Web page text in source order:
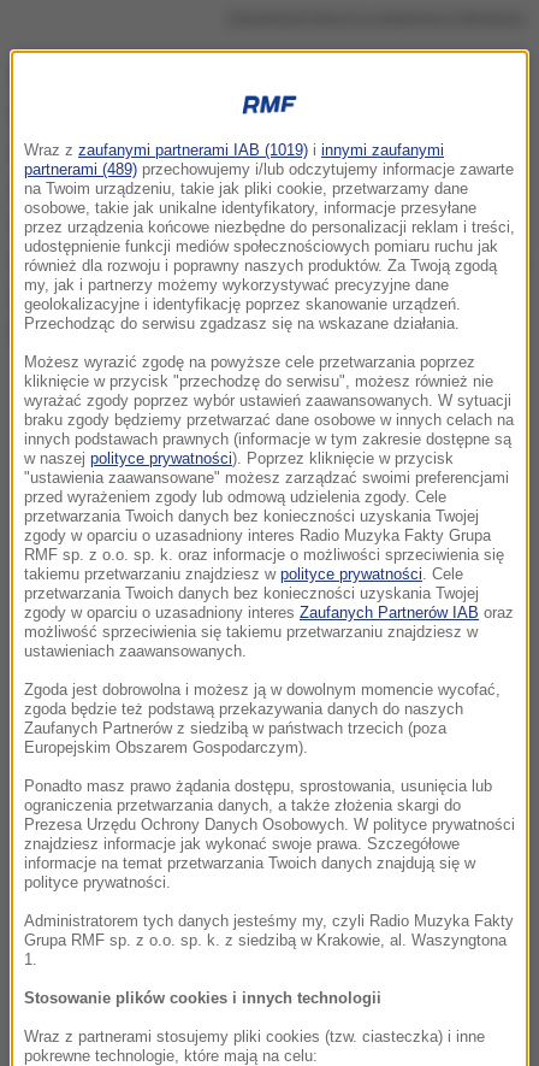
fotoreporterowi Maciejowi Kaczanowskiemu udało
się uchwycić piękny obrazek. Na zdjęciu, które
obiegło media i podbija serca internautów, widać
samotną fankę Senegalu w tłumie Polaków. To
studentka Zendaya Sithole z Zimbabwe. Jako jedyna
uśmiecha się w tłumie ubranych w narodowe barwy
tłumu polskich markotnych kibiców.
Wraz z zaufanymi partnerami IAB (1019) i innymi zaufanymi
partnerami (489) przechowujemy i/lub odczytujemy informacje zawarte
na Twoim urządzeniu, takie jak pliki cookie, przetwarzamy dane
osobowe, takie jak unikalne identyfikatory, informacje przesyłane
przez urządzenia końcowe niezbędne do personalizacji reklam i treści,
udostępnienie funkcji mediów społecznościowych pomiaru ruchu jak
również dla rozwoju i poprawny naszych produktów. Za Twoją zgodą
my, jak i partnerzy możemy wykorzystywać precyzyjne dane
geolokalizacyjne i identyfikację poprzez skanowanie urządzeń.
Przechodząc do serwisu zgadzasz się na wskazane działania.
Możesz wyrazić zgodę na powyższe cele przetwarzania poprzez
kliknięcie w przycisk "przechodzę do serwisu", możesz również nie
wyrażać zgody poprzez wybór ustawień zaawansowanych. W sytuacji
braku zgody będziemy przetwarzać dane osobowe w innych celach na
innych podstawach prawnych (informacje w tym zakresie dostępne są
w naszej polityce prywatności). Poprzez kliknięcie w przycisk
"ustawienia zaawansowane" możesz zarządzać swoimi preferencjami
przed wyrażeniem zgody lub odmową udzielenia zgody. Cele
przetwarzania Twoich danych bez konieczności uzyskania Twojej
zgody w oparciu o uzasadniony interes Radio Muzyka Fakty Grupa
RMF sp. z o.o. sp. k. oraz informacje o możliwości sprzeciwienia się
takiemu przetwarzaniu znajdziesz w polityce prywatności. Cele
przetwarzania Twoich danych bez konieczności uzyskania Twojej
zgody w oparciu o uzasadniony interes Zaufanych Partnerów IAB oraz
możliwość sprzeciwienia się takiemu przetwarzaniu znajdziesz w
ustawieniach zaawansowanych.
Zgoda jest dobrowolna i możesz ją w dowolnym momencie wycofać,
zgoda będzie też podstawą przekazywania danych do naszych
Zaufanych Partnerów z siedzibą w państwach trzecich (poza
Europejskim Obszarem Gospodarczym).
Ponadto masz prawo żądania dostępu, sprostowania, usunięcia lub
ograniczenia przetwarzania danych, a także złożenia skargi do
Prezesa Urzędu Ochrony Danych Osobowych. W polityce prywatności
znajdziesz informacje jak wykonać swoje prawa. Szczegółowe
informacje na temat przetwarzania Twoich danych znajdują się w
polityce prywatności.
Administratorem tych danych jesteśmy my, czyli Radio Muzyka Fakty
Grupa RMF sp. z o.o. sp. k. z siedzibą w Krakowie, al. Waszyngtona
1.
Stosowanie plików cookies i innych technologii
Wraz z partnerami stosujemy pliki cookies (tzw. ciasteczka) i inne
pokrewne technologie, które mają na celu: